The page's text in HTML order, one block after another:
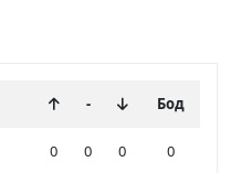
- Бод
0 0 0 0